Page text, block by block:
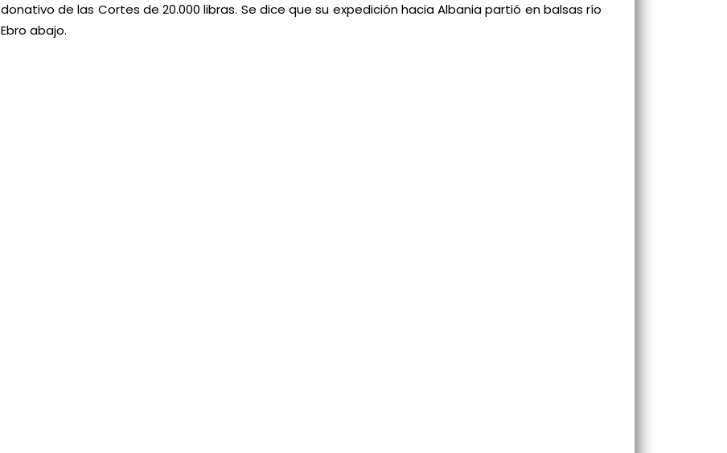
donativo de las Cortes de 20.000 libras. Se dice que su expedición hacia Albania partió en balsas río
Ebro abajo.